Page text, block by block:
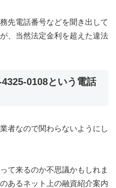
先電話番号などを聞き出して
、当然法定金利を超えた違法
0108という電話
者なので関わらないようにし
て来るのか不思議かもしれま
あるネット上の融資紹介案内